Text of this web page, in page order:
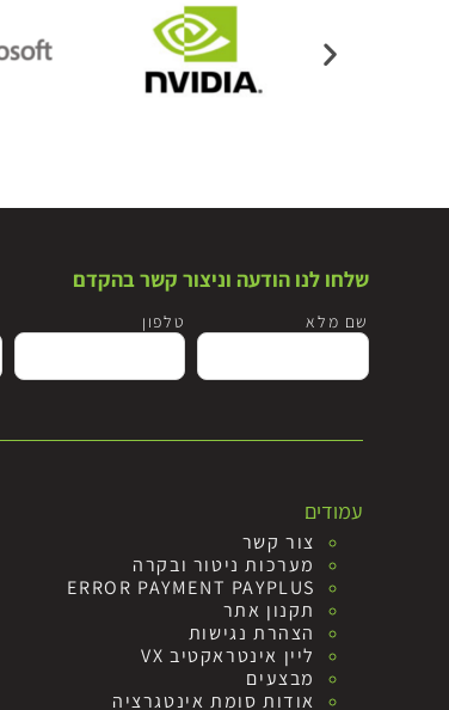
שלחו לנו הודעה וניצור קשר בהקדם
שם מלא טלפון
עמודים
צור קשר
מערכות ניטור ובקרה
ERROR PAYMENT PAYPLUS
תקנון אתר
הצהרת נגישות
ליין אינטראקטיב VX
מבצעים
אודות סומת אינטגרציה